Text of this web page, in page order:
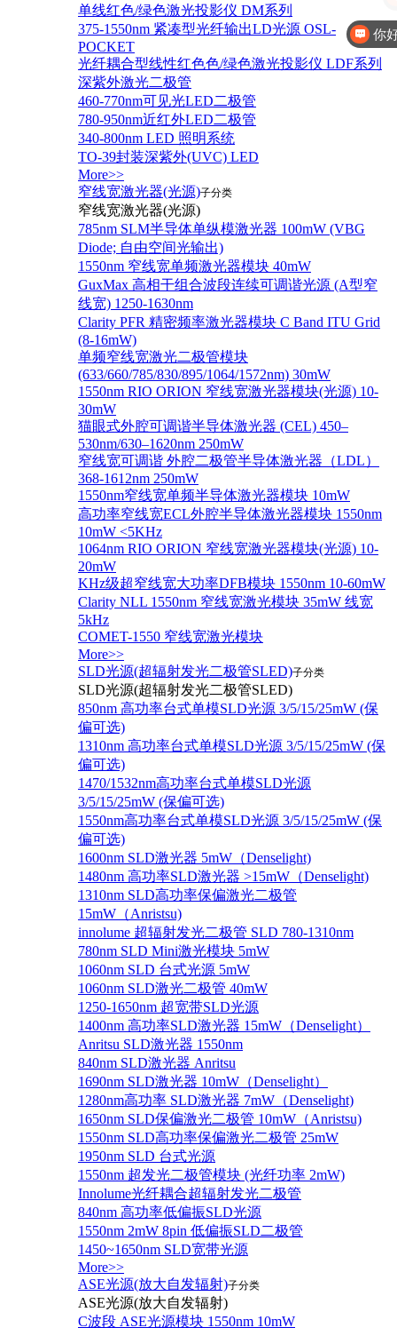
单线红色/绿色激光投影仪 DM系列
375-1550nm 紧凑型光纤输出LD光源 OSL-
POCKET
光纤耦合型线性红色色/绿色激光投影仪 LDF系列
深紫外激光二极管
460-770nm可见光LED二极管
780-950nm近红外LED二极管
340-800nm LED 照明系统
TO-39封装深紫外(UVC) LED
More>>
窄线宽激光器(光源)子分类
窄线宽激光器(光源)
785nm SLM半导体单纵模激光器 100mW (VBG
Diode; 自由空间光输出)
1550nm 窄线宽单频激光器模块 40mW
GuxMax 高相干组合波段连续可调谐光源 (A型窄
线宽) 1250-1630nm
Clarity PFR 精密频率激光器模块 C Band ITU Grid
(8-16mW)
单频窄线宽激光二极管模块
(633/660/785/830/895/1064/1572nm) 30mW
1550nm RIO ORION 窄线宽激光器模块(光源) 10-
30mW
猫眼式外腔可调谐半导体激光器 (CEL) 450–
530nm/630–1620nm 250mW
窄线宽可调谐 外腔二极管半导体激光器（LDL）
368-1612nm 250mW
1550nm窄线宽单频半导体激光器模块 10mW
高功率窄线宽ECL外腔半导体激光器模块 1550nm
10mW <5KHz
1064nm RIO ORION 窄线宽激光器模块(光源) 10-
20mW
KHz级超窄线宽大功率DFB模块 1550nm 10-60mW
Clarity NLL 1550nm 窄线宽激光模块 35mW 线宽
5kHz
COMET-1550 窄线宽激光模块
More>>
SLD光源(超辐射发光二极管SLED)子分类
SLD光源(超辐射发光二极管SLED)
850nm 高功率台式单模SLD光源 3/5/15/25mW (保
偏可选)
1310nm 高功率台式单模SLD光源 3/5/15/25mW (保
偏可选)
1470/1532nm高功率台式单模SLD光源
3/5/15/25mW (保偏可选)
1550nm高功率台式单模SLD光源 3/5/15/25mW (保
偏可选)
1600nm SLD激光器 5mW（Denselight)
1480nm 高功率SLD激光器 >15mW（Denselight)
1310nm SLD高功率保偏激光二极管
15mW（Anristsu)
innolume 超辐射发光二极管 SLD 780-1310nm
780nm SLD Mini激光模块 5mW
1060nm SLD 台式光源 5mW
1060nm SLD激光二极管 40mW
1250-1650nm 超宽带SLD光源
1400nm 高功率SLD激光器 15mW（Denselight）
Anritsu SLD激光器 1550nm
840nm SLD激光器 Anritsu
1690nm SLD激光器 10mW（Denselight）
1280nm高功率 SLD激光器 7mW（Denselight)
1650nm SLD保偏激光二极管 10mW（Anristsu)
1550nm SLD高功率保偏激光二极管 25mW
1950nm SLD 台式光源
1550nm 超发光二极管模块 (光纤功率 2mW)
Innolume光纤耦合超辐射发光二极管
840nm 高功率低偏振SLD光源
1550nm 2mW 8pin 低偏振SLD二极管
1450~1650nm SLD宽带光源
More>>
ASE光源(放大自发辐射)子分类
ASE光源(放大自发辐射)
C波段 ASE光源模块 1550nm 10mW
你